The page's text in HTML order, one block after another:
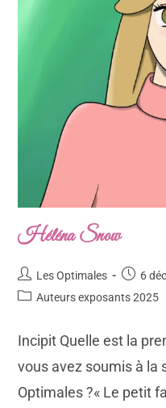
Héléna Snow
Les Optimales
6
Auteurs exposants 2025
Incipit Quelle est la
vous avez soumis à la
Optimales ?« Le petit